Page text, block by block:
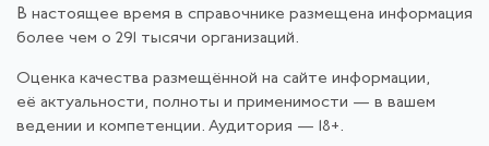
В настоящее время в справочнике размещена информация
более чем о 291 тысячи организаций.
Оценка качества размещённой на сайте информации,
её актуальности, полноты и применимости — в вашем
ведении и компетенции. Аудитория — 18+.